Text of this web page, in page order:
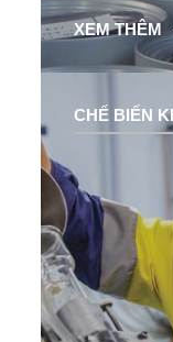
XEM THÊM
CHẾ BIẾN